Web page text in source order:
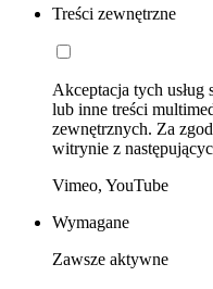
Treści zewnętrzne
Akceptacja tych
lub inne treści
zewnętrznych. Za
witrynie z
Vimeo, YouTube
Wymagane
Zawsze aktywne